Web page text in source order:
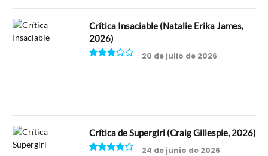
Crítica Insaciable (Natalie Erika James,
2026)
20 de julio de 2026
Crítica de Supergirl (Craig Gillespie, 2026)
24 de junio de 2026